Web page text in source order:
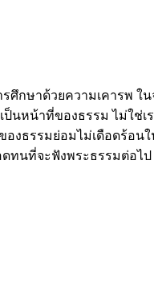
กษาด้วยความเคารพ ใ
นหน้าที่ของธรรม ไม่ใช่
ธรรมย่อมไม่เดือดร้อน
ทนที่จะฟังพระธรรมต่อ